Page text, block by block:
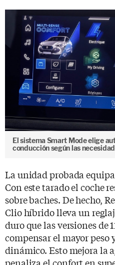
El sistema Smart Mode elige
conducción según las
La unidad probada
Con este tarado el coche
sobre baches. De hecho,
Clio híbrido lleva un
duro que las versiones de
compensar el mayor peso
dinámico. Esto mejora la
penaliza el confort en